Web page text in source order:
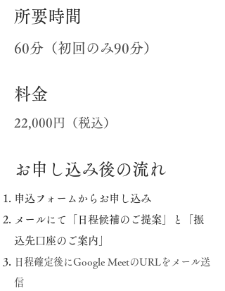
所要時間
60分（初回のみ90分）
料金
22,000円（税込）
お申し込み後の流れ
申込フォームからお申し込み
メールにて「日程候補のご提案」と「振
込先口座のご案内」
日程確定後にGoogle MeetのURLをメール送
信